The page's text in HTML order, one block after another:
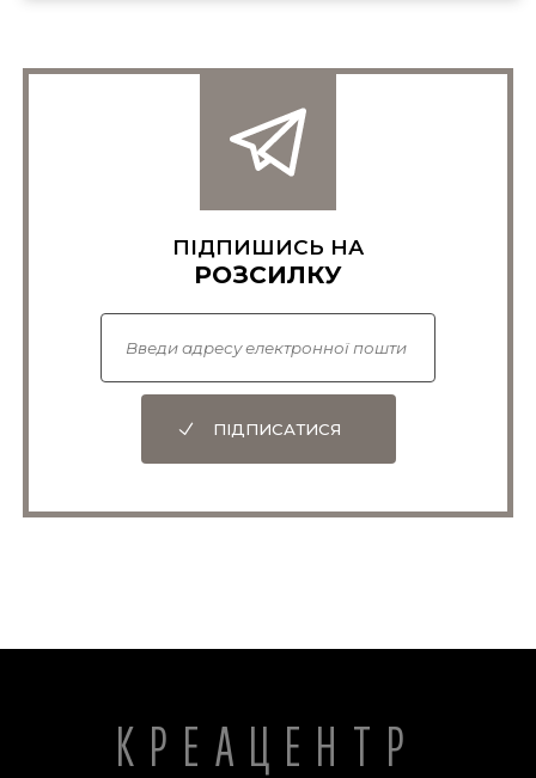
ПІДПИШИСЬ НА
РОЗСИЛКУ
ПІДПИСАТИСЯ
КРЕАЦЕНТР